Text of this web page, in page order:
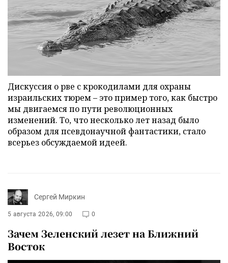
Дискуссия о рве с крокодилами для охраны
израильских тюрем – это пример того, как быстро
мы двигаемся по пути революционных
изменений. То, что несколько лет назад было
образом для псевдонаучной фантастики, стало
всерьез обсуждаемой идеей.
Сергей Миркин
5 августа 2026, 09:00 0
Зачем Зеленский лезет на Ближний
Восток